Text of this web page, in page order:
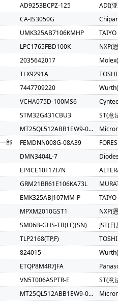
BERYL(绿宝石)(7)
ORIENTAL
松田)(5)
Geehy(珠海极海)(5)
Maxlinear(迈凌)(3)
Qorvo(威讯联
BYD(比亚迪)(3)
HDSC(华
芯凯)(2)
Littelfuse(力特)(2)
Astrodyne TDI
SOUTHCHIP(南芯)(2)
CXMT(长鑫
Avago(安华高)(1)
BELLING(上海贝
Everest-semi(顺芯)(1)
ESMT(晶
艾赛斯)(1)
Lattice(莱迪斯)(1)
Rubycon(红宝石)(1)
U-BLOX(
Micro(达晶微)(1)
TONTEK(台
HEXIN(禾芯微)(1)
Chipanalog(川
RYCHiP(蕊源)(1) Unilc(紫光国芯
AD9253BCPZ-125
ADI(
CA-IS3050G
UMK325AB7106KMHP
LPC1765FBD100K
NXP(
2035642017
TLX9291A
7447709220
VCHA075D-100MS6
STM32G431CBU3
ST(意
MT25QL512ABB1EW9-0SIT
部
FEMDNN008G-08A39
DMN3404L-7
EP4CE10F17I7N
GRM21BR61E106KA73L
EMK325ABJ107MM-P
MPXM2010GST1
NXP(
SM06B-GHS-TB(LF)(SN)
JST(
TLP2168(TP,F)
824015
ETQP8M4R7JFA
VN5T006ASPTR-E
ST(意
MT25QL512ABB1EW9-0SIT